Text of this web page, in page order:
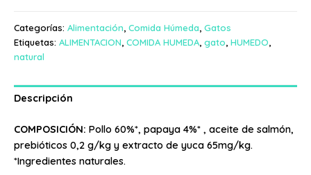
Categorías: Alimentación, Comida Húmeda, Gatos
Etiquetas: ALIMENTACION, COMIDA HUMEDA, gato, HUMEDO,
natural
Descripción
COMPOSICIÓN: Pollo 60%*, papaya 4%* , aceite de salmón,
prebióticos 0,2 g/kg y extracto de yuca 65mg/kg.
*Ingredientes naturales.